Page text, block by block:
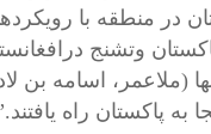
در منطقه با
وتشنج
(ملاعمر، اسامه بن
به پاکستان راه